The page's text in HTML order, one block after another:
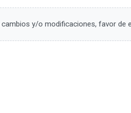
cambios y/o modificaciones, favor de